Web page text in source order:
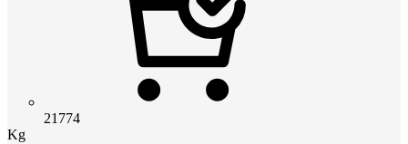
21774
Kg